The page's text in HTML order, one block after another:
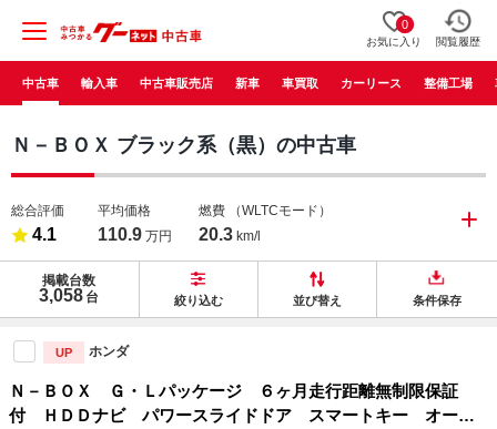
0
お気に入り 閲覧履歴
中古車 輸入車 中古車販売店 新車 車買取 カーリース 整備工場
Ｎ－ＢＯＸ ブラック系（黒）の中古車
総合評価
4.1
平均価格
110.9 万円
燃費 （WLTCモード）
20.3 km/l
掲載台数
3,058 台 絞り込む 並び替え 条件保存
UP ホンダ
Ｎ－ＢＯＸ Ｇ・Ｌパッケージ ６ヶ月走行距離無制限保証
付 ＨＤＤナビ パワースライドドア スマートキー オート